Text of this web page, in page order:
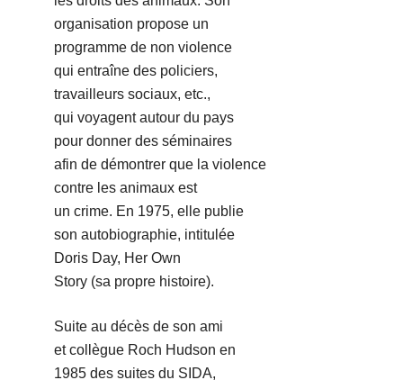
organisation propose un
programme de non violence
qui entraîne des policiers,
travailleurs sociaux, etc.,
qui voyagent autour du pays
pour donner des séminaires
afin de démontrer que la violence
contre les animaux est
un crime. En 1975, elle publie
son autobiographie, intitulée
Doris Day, Her Own
Story (sa propre histoire).
Suite au décès de son ami
et collègue Roch Hudson en
1985 des suites du SIDA,